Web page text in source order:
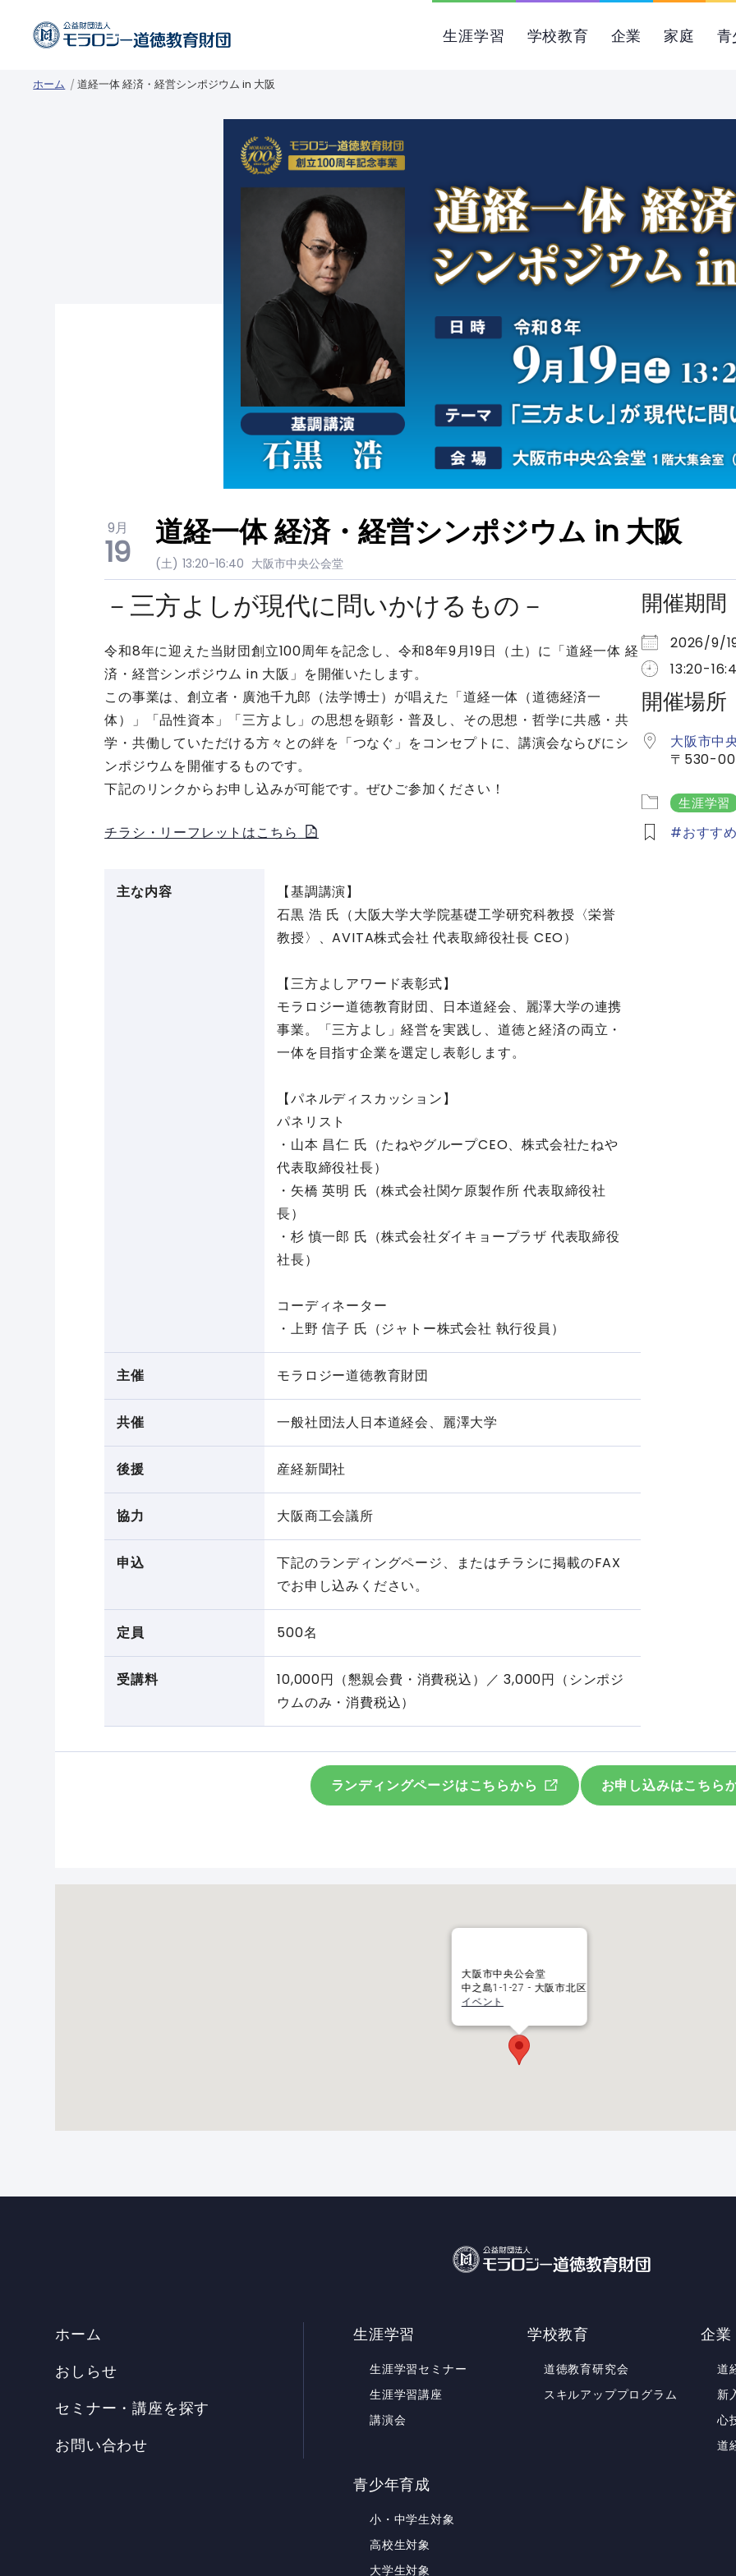
生涯学習 学校教育 企業 家庭 青
ホーム 道経一体 経済・経営シンポジウム in 大阪
9月
19
道経一体 経済・経営シンポジウム in 大阪
(土) 13:20-16:40 大阪市中央公会堂
－三方よしが現代に問いかけるもの－
令和8年に迎えた当財団創立100周年を記念し、令和8年9月19日（土）に「道経一体 経
済・経営シンポジウム in 大阪」を開催いたします。
この事業は、創立者・廣池千九郎（法学博士）が唱えた「道経一体（道徳経済一
体）」「品性資本」「三方よし」の思想を顕彰・普及し、その思想・哲学に共感・共
学・共働していただける方々との絆を「つなぐ」をコンセプトに、講演会ならびにシ
ンポジウムを開催するものです。
下記のリンクからお申し込みが可能です。ぜひご参加ください！
チラシ・リーフレットはこちら
主な内容
【基調講演】
石黒 浩 氏（大阪大学大学院基礎工学研究科教授〈栄誉
教授〉、AVITA株式会社 代表取締役社長 CEO）
【三方よしアワード表彰式】
モラロジー道徳教育財団、日本道経会、麗澤大学の連携
事業。「三方よし」経営を実践し、道徳と経済の両立・
一体を目指す企業を選定し表彰します。
【パネルディスカッション】
パネリスト
・山本 昌仁 氏（たねやグループCEO、株式会社たねや
代表取締役社長）
・矢橋 英明 氏（株式会社関ケ原製作所 代表取締役社
長）
・杉 慎一郎 氏（株式会社ダイキョープラザ 代表取締役
社長）
コーディネーター
・上野 信子 氏（ジャトー株式会社 執行役員）
主催 モラロジー道徳教育財団
共催 一般社団法人日本道経会、麗澤大学
後援 産経新聞社
協力 大阪商工会議所
申込
下記のランディングページ、またはチラシに掲載のFAX
でお申し込みください。
定員 500名
受講料
10,000円（懇親会費・消費税込）／ 3,000円（シンポジ
ウムのみ・消費税込）
開催期間
2026/9/
13:20-
開催場所
大阪市中
〒530-
生涯学習
おすす
ランディングページはこちらから お申し込みはこちら
大阪市中央公会堂
中之島1-1-27 - 大阪市北区
イベント
ホーム
おしらせ
セミナー・講座を探す
お問い合わせ
生涯学習
生涯学習セミナー
生涯学習講座
講演会
学校教育
道徳教育研究会
スキルアッププログラム
企業
道
新
心
道
青少年育成
小・中学生対象
高校生対象
大学生対象